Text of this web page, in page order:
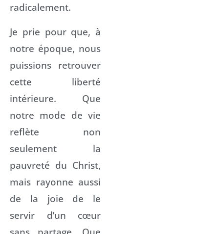
radicalement.
Je prie pour que, à
notre époque, nous
puissions retrouver
cette liberté
intérieure. Que
notre mode de vie
reflète non
seulement la
pauvreté du Christ,
mais rayonne aussi
de la joie de le
servir d’un cœur